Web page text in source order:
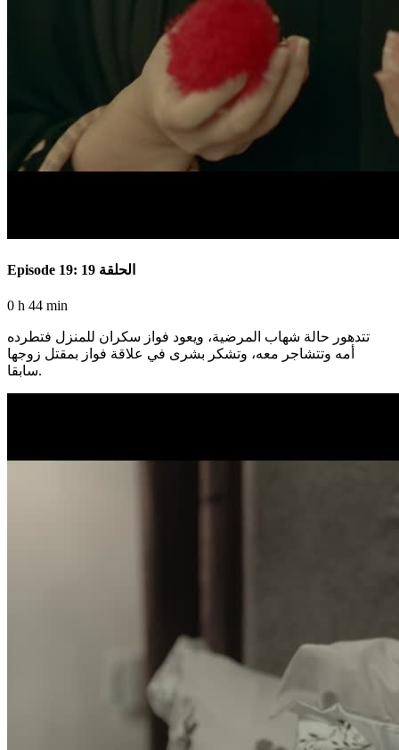
Episode 19: الحلقة 19
0 h 44 min
تتدهور حالة شهاب المرضية، ويعود فواز سكران للمنزل فتطرده
أمه وتتشاجر معه، وتشكر بشرى في علاقة فواز بمقتل زوجها
سابقا.